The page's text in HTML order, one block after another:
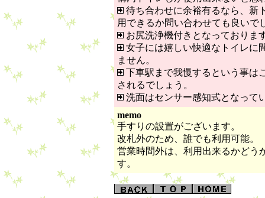
待ち合わせに余裕有るなら、新
用できるか問い合わせても良いで
お尻洗浄機付きとなっておりま
女子には嬉しい快適なトイレに
ません。
下車駅まで我慢するという事は
されるでしょう。
洗面はセンサー感知式となって
memo
手すりの設置がございます。
改札外のため、誰でも利用可能。
営業時間外は、利用出来るかどう
す。